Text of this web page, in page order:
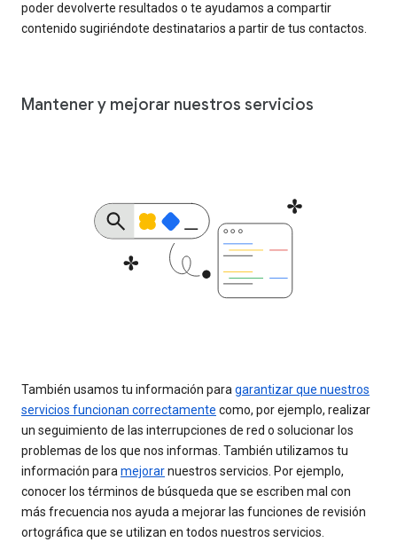
poder devolverte resultados o te ayudamos a compartir
contenido sugiriéndote destinatarios a partir de tus contactos.
Mantener y mejorar nuestros servicios
También usamos tu información para garantizar que nuestros
servicios funcionan correctamente como, por ejemplo, realizar
un seguimiento de las interrupciones de red o solucionar los
problemas de los que nos informas. También utilizamos tu
información para mejorarnuestros servicios. Por ejemplo,
conocer los términos de búsqueda que se escriben mal con
más frecuencia nos ayuda a mejorar las funciones de revisión
ortográfica que se utilizan en todos nuestros servicios.